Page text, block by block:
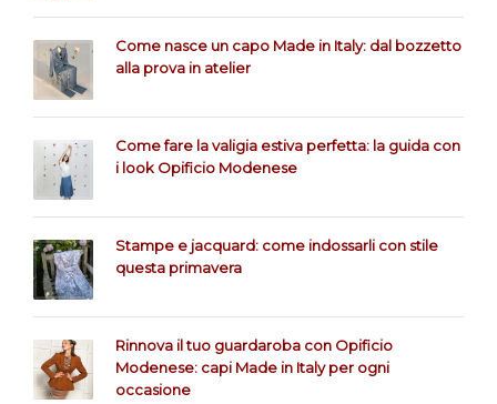
Come nasce un capo Made in Italy: dal bozzetto
alla prova in atelier
Come fare la valigia estiva perfetta: la guida con
i look Opificio Modenese
Stampe e jacquard: come indossarli con stile
questa primavera
Rinnova il tuo guardaroba con Opificio
Modenese: capi Made in Italy per ogni
occasione